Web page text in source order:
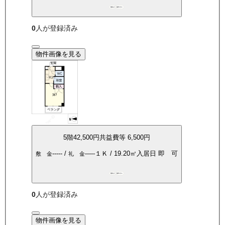
敷礼0 都市ガス
0人が登録済み
物件画像を見る
5階42,500円共益費等 6,500円
敷 金-----/ 礼 金-----１Ｋ / 19.20㎡ 入居日 即 可
敷礼0 都市ガス
0人が登録済み
物件画像を見る